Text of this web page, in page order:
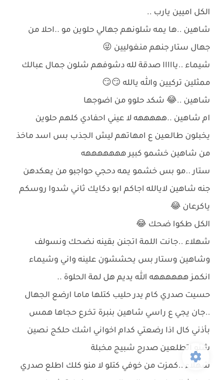
الكل اميين يارب ..
شاهين ..ها يمه شلونهم جهالي حلوين مو ..احلا من
جهال ستار جنهم منغوليين 😜
شيماء ..يااااا صدقة لله دشوفهم شلون جمال عبالك
ممثلين تركيين والله يالله 😏😏
شاهين ..😂 شكد حلوو من اضوجها
ام شاهين ..هههههه لا عيني احفادي كلهم حلوين
يخبلون طالعين ع امهاتهم ليش الجذب بس اسد ماخذ
من شاهين خشمو كبير هههههههه
ستار ..مو بس خشمو يمه دحجي حواجبو من يعكدهن
جنه شاهين لايالله اجاكم ابو دكايك ثاني شدوا روسكم
ياكرعان 😂
الكل طكوا ضحك 😂
شهلاء ..جانت اللمة اتجنن بقينه نضحك ونسولف
وشاهين وستار بس يحششون علينه واني وشيماء
انكمز ههههههه الله يديم هل لمة الحلوة ..
حسيت صدري كام يدر حليب كتلها ماما ارضع الجهال
..جان يجي ع راسي شاهين بنبرة تخرع حجاها همس
بأذني كال اذا رضعتي كدام اخواني اشك حلكج نصين
شنو اتطلعين صدرج شبيج مخبلة
شهلاء ..كمزت من خوفي كتلو لا منو كلك اطلع صدري